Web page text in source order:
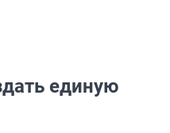
единую